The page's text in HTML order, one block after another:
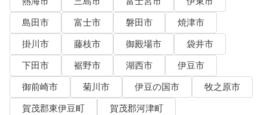
島田市
富士市 磐田市
焼津市
掛川市
藤枝市 御殿場市
袋井市
下田市
裾野市 湖西市
伊豆市
御前崎市
菊川市 伊豆の国市
牧之原市
賀茂郡東伊豆町
賀茂郡河津町